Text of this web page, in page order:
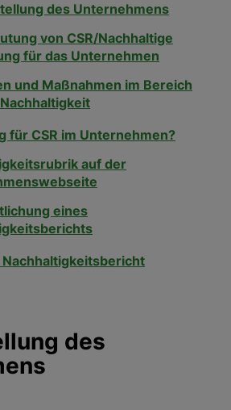
des Unternehmens
von CSR/Nachhaltige
für das Unternehmen
und Maßnahmen im Bereich
für CSR im Unternehmen?
auf der
eines
Nachhaltigkeitsbericht
des